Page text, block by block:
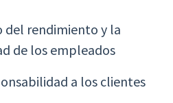
del rendimiento y la
de los empleados
a los clientes